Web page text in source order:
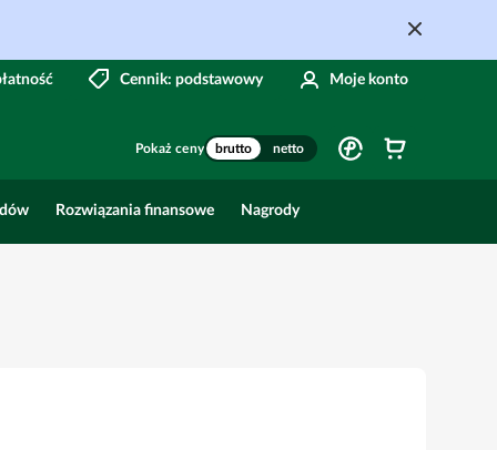
Cennik: podstawowy Moje konto
Pokaż ceny brutto netto
Rozwiązania finansowe Nagrody